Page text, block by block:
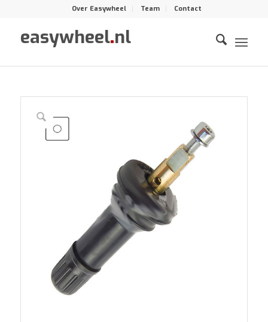
Over Easywheel Team Contact
easywheel.nl